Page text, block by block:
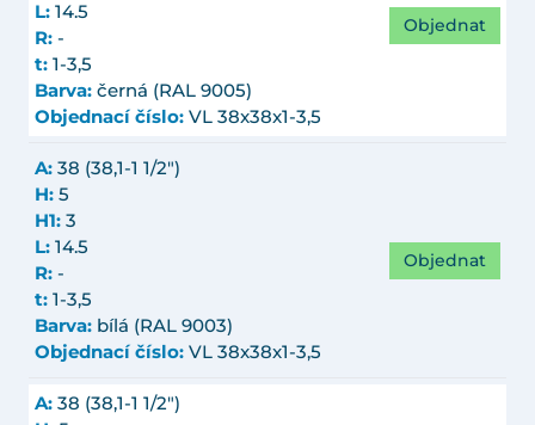
L: 14.5
R: -
t: 1-3,5
Barva: černá (RAL 9005)
Objednací číslo: VL 38x38x1-3,5
Objednat
A: 38 (38,1-1 1/2")
H: 5
H1: 3
L: 14.5
R: -
t: 1-3,5
Barva: bílá (RAL 9003)
Objednací číslo: VL 38x38x1-3,5
Objednat
A: 38 (38,1-1 1/2")